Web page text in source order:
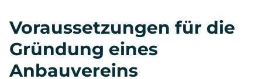
Voraussetzungen für die
Gründung eines
Anbauvereins